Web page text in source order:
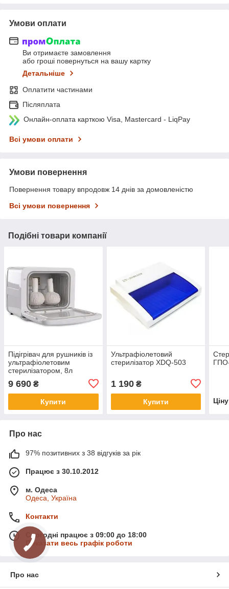
Умови оплати
Ви отримаєте замовлення
або гроші повернуться на вашу картку
Детальніше
Оплатити частинами
Післяплата
Онлайн-оплата карткою Visa, Mastercard - LiqPay
Всі умови оплати
Умови повернення
Повернення товару впродовж 14 днів за домовленістю
Всі умови повернення
Подібні товари компанії
Підігрівач для рушників із
ультрафіолетовим
стерилізатором, 8л
9 690 ₴
Купити
Ультрафіолетовий
стерилізатор XDQ-503
1 190₴
Купити
Про нас
97% позитивних з 38 відгуків за рік
Працює з 30.10.2012
м. Одеса
Одеса, Україна
Контакти
Сьогодні працює з 09:00 до 18:00
Показати весь графік роботи
Про нас